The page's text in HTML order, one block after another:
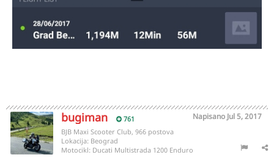
bugiman 761 Napisano Jul 5, 2017
BJB Maxi Scooter Club, 966 postova
Lokacija: Beograd
Motocikl: Ducati Multistrada 1200 Enduro